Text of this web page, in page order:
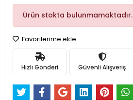
Ürün stokta bulunmamaktadır.
Favorilerime ekle
Hızlı Gönderi Güvenli Alışveriş